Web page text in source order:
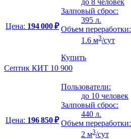
Цена: 194 000 ₽
Залповый сброс:
395 л.
Объем переработки:
1.6 м3/сут
Купить
Септик КИТ 10 900
Цена: 196 850 ₽
Пользователи:
до 10 человек
Залповый сброс:
440 л.
Объем переработки:
2 м3/сут